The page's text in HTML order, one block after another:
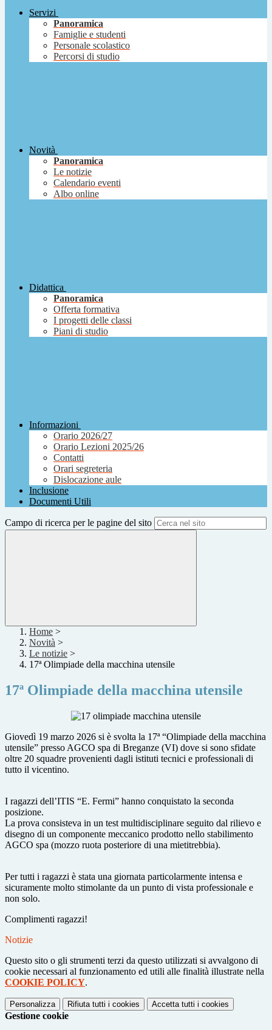
Servizi
Panoramica
Famiglie e studenti
Personale scolastico
Percorsi di studio
Novità
Panoramica
Le notizie
Calendario eventi
Albo online
Didattica
Panoramica
Offerta formativa
I progetti delle classi
Piani di studio
Informazioni
Orario 2026/27
Orario Lezioni 2025/26
Contatti
Orari segreteria
Dislocazione aule
Inclusione
Documenti Utili
Campo di ricerca per le pagine del sito
Home >
Novità >
Le notizie >
17ª Olimpiade della macchina utensile
17ª Olimpiade della macchina utensile
Giovedì 19 marzo 2026 si è svolta la 17ª “Olimpiade della macchina
utensile” presso AGCO spa di Breganze (VI) dove si sono sfidate
oltre 20 squadre provenienti dagli istituti tecnici e professionali di
tutto il vicentino.
I ragazzi dell’ITIS “E. Fermi” hanno conquistato la seconda
posizione.
La prova consisteva in un test multidisciplinare seguito dal rilievo e
disegno di un componente meccanico prodotto nello stabilimento
AGCO spa (mozzo ruota posteriore di una mietitrebbia).
Per tutti i ragazzi è stata una giornata particolarmente intensa e
sicuramente molto stimolante da un punto di vista professionale e
non solo.
Complimenti ragazzi!
Notizie
Questo sito o gli strumenti terzi da questo utilizzati si avvalgono di
cookie necessari al funzionamento ed utili alle finalità illustrate nella
COOKIE POLICY.
Personalizza Rifiuta tutti i cookies Accetta tutti i cookies
Gestione cookie